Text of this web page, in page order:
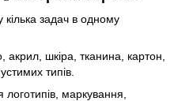
кілька задач в одному
шкіра, тканина, картон,
типів.
логотипів, маркування,